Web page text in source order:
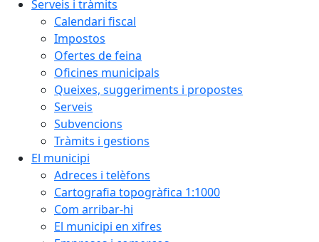
Serveis i tràmits
Calendari fiscal
Impostos
Ofertes de feina
Oficines municipals
Queixes, suggeriments i propostes
Serveis
Subvencions
Tràmits i gestions
El municipi
Adreces i telèfons
Cartografia topogràfica 1:1000
Com arribar-hi
El municipi en xifres